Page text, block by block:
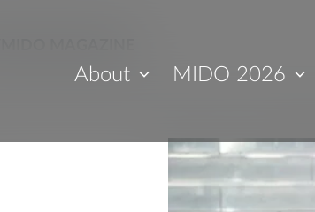
About MIDO 2026